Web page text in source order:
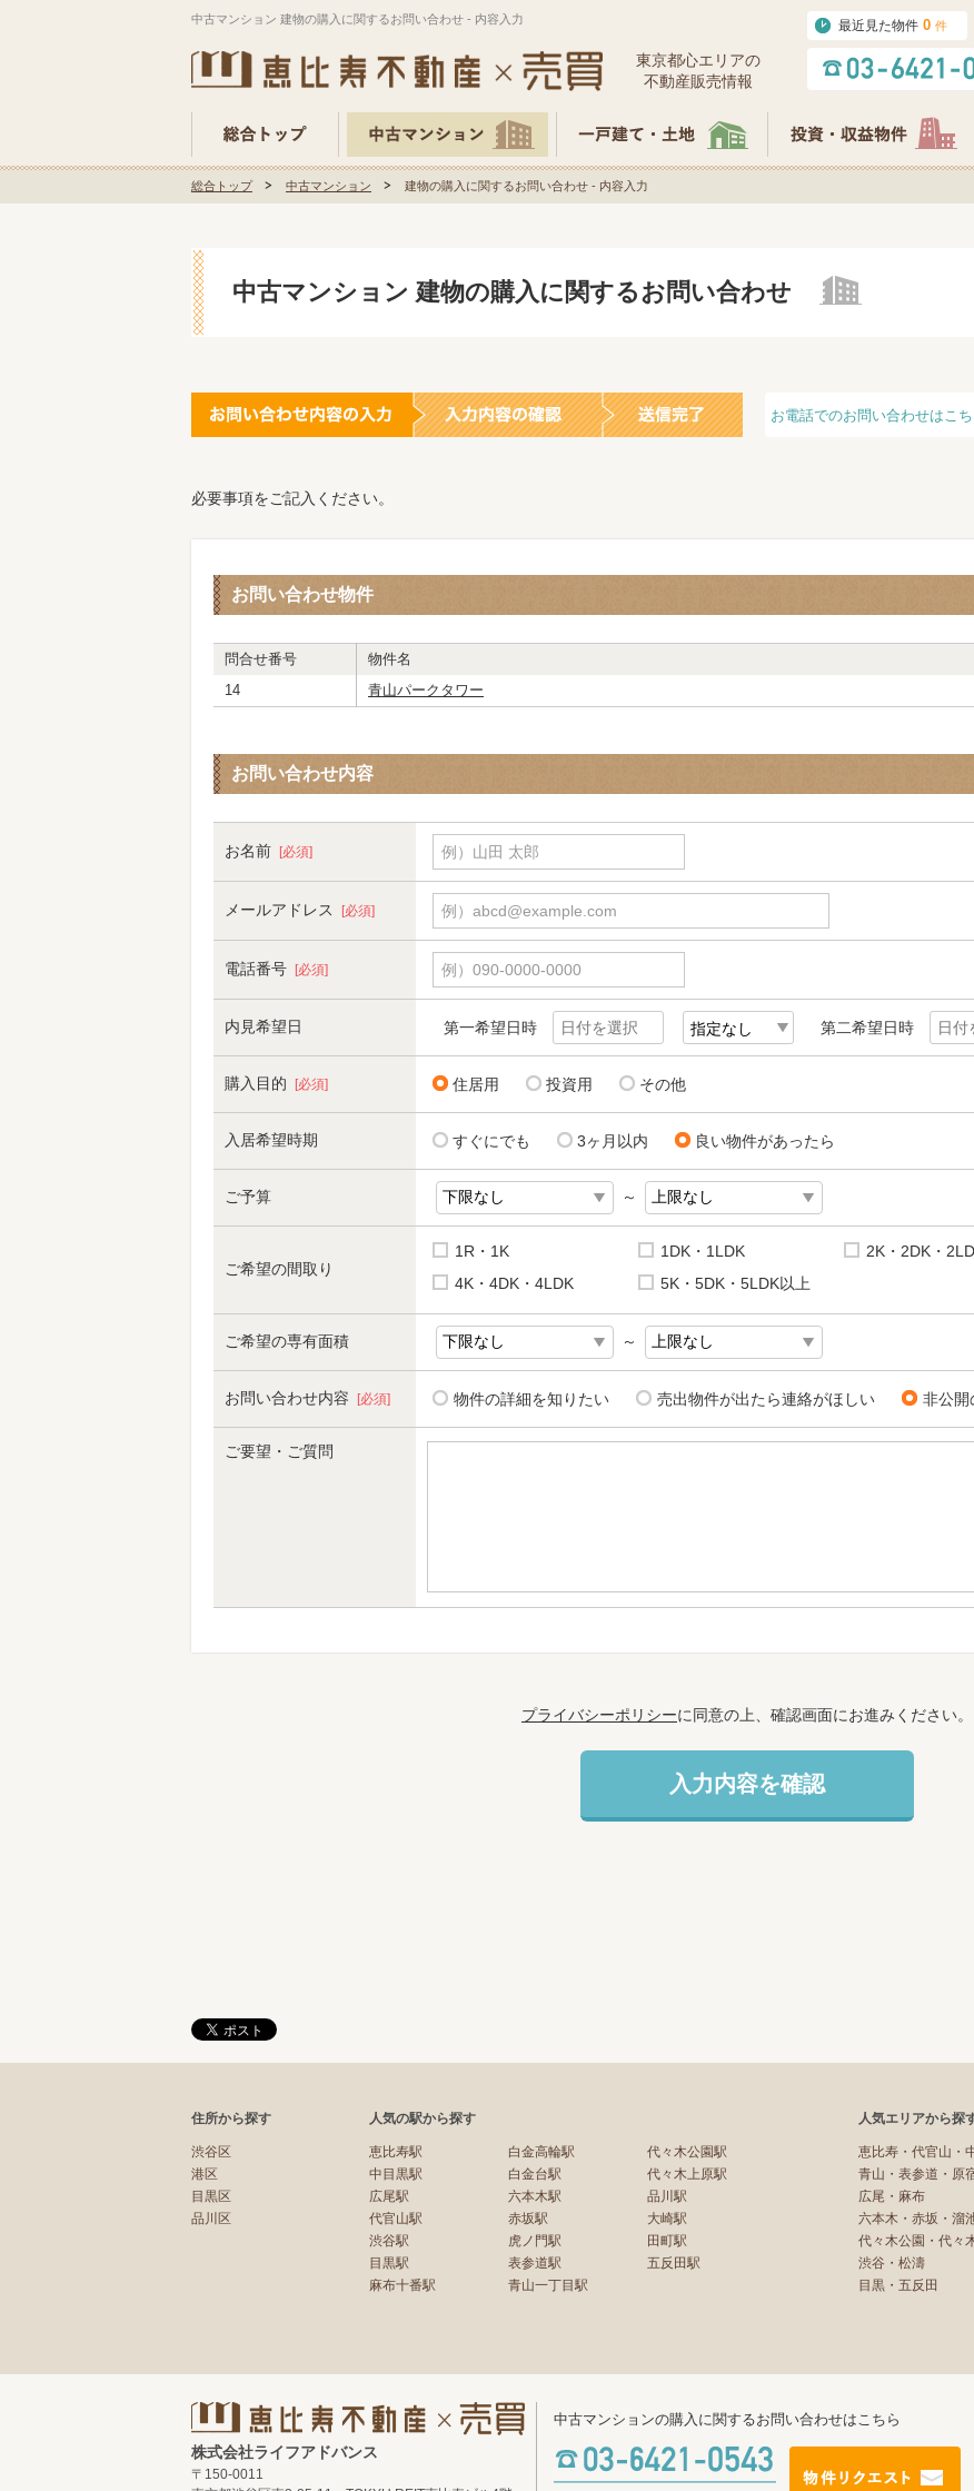
中古マンション 建物の購入に関するお問い合わせ - 内容入力
東京都⼼エリアの
不動産販売情報
最近見た物件 0 件
総合トップ 中古マンション 建物の購入に関するお問い合わせ - 内容入力
中古マンション 建物の購入に関するお問い合わせ
お電話でのお問い合わせはこち
必要事項をご記入ください。
お問い合わせ物件
問合せ番号
物件名
14
青山パークタワー
お問い合わせ内容
お名前 [必須] 例）山田 太郎
メールアドレス [必須] 例）abcd@example.com
電話番号 [必須] 例）090-0000-0000
内見希望日 第一希望日時 第二希望日時
購入目的 [必須] 住居用 投資用 その他
入居希望時期 すぐにでも 3ヶ月以内 良い物件があったら
ご予算 ～
ご希望の間取り
1R・1K 1DK・1LDK 2K・2DK・
4K・4DK・4LDK
5K・5DK・5LDK以上
ご希望の専有面積 ～
お問い合わせ内容 [必須] 物件の詳細を知りたい 売出物件が出たら連絡がほしい 非公開
ご要望・ご質問
プライバシーポリシーに同意の上、確認画面にお進みください。
住所から探す
渋谷区
港区
目黒区
品川区
人気の駅から探す
恵比寿駅
中目黒駅
広尾駅
代官山駅
渋谷駅
目黒駅
麻布十番駅
白金高輪駅
白金台駅
六本木駅
赤坂駅
虎ノ門駅
表参道駅
青山一丁目駅
代々木公園駅
代々木上原駅
品川駅
大崎駅
田町駅
五反田駅
人気エリアから探
恵比寿・代官山・
青山・表参道・原
広尾・麻布
六本木・赤坂・溜
代々木公園・代々
渋谷・松濤
目黒・五反田
株式会社ライフアドバンス
〒150-0011
中古マンションの購入に関するお問い合わせはこちら